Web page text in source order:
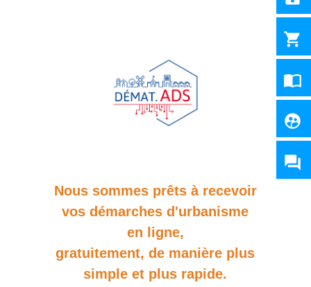
Nous sommes prêts à recevoir
vos démarches d'urbanisme
en ligne,
gratuitement, de manière plus
simple et plus rapide.
shopping_cart
import_contacts
supervised_user_circle
question_answer